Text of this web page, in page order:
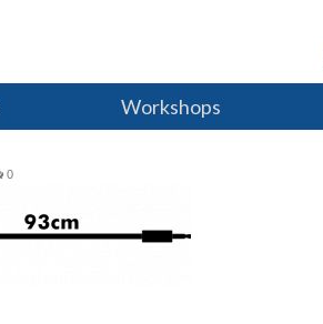
Workshops
0